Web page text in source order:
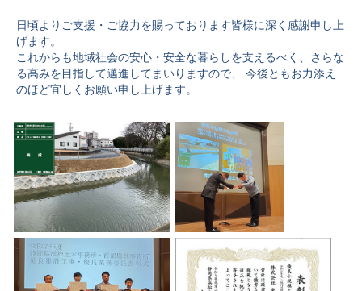
日頃よりご支援・ご協力を賜っております皆様に深く感謝申し上
げます。
これからも地域社会の安心・安全な暮らしを支えるべく、さらな
る高みを目指して邁進してまいりますので、 今後ともお力添え
のほど宜しくお願い申し上げます。